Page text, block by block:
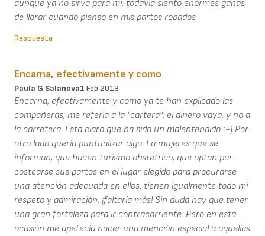
aunque ya no sirva para mi, todavía siento enormes ganas
de llorar cuando pienso en mis partos robados
Respuesta
Encarna, efectivamente y como
Paula G Salanova1 Feb 2013
Encarna, efectivamente y como ya te han explicado las
compañeras, me refería a la "cartera", el dinero vaya, y no a
la carretera. Está claro que ha sido un malentendido :-) Por
otro lado quería puntualizar algo. La mujeres que se
informan, que hacen turismo obstétrico, que optan por
costearse sus partos en el lugar elegido para procurarse
una atención adecuada en ellos, tienen igualmente todo mi
respeto y admiración, ¡faltaría más! Sin duda hay que tener
una gran fortaleza para ir contracorriente. Pero en esta
ocasión me apetecía hacer una mención especial a aquellas